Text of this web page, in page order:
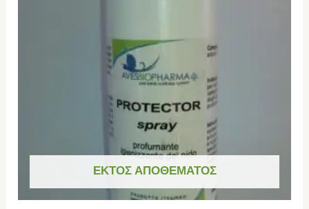
ΕΚΤΌΣ ΑΠΟΘΈΜΑΤΟΣ